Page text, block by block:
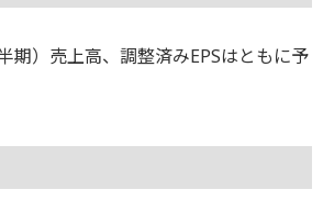
期）売上高、調整済みEPSはともに予